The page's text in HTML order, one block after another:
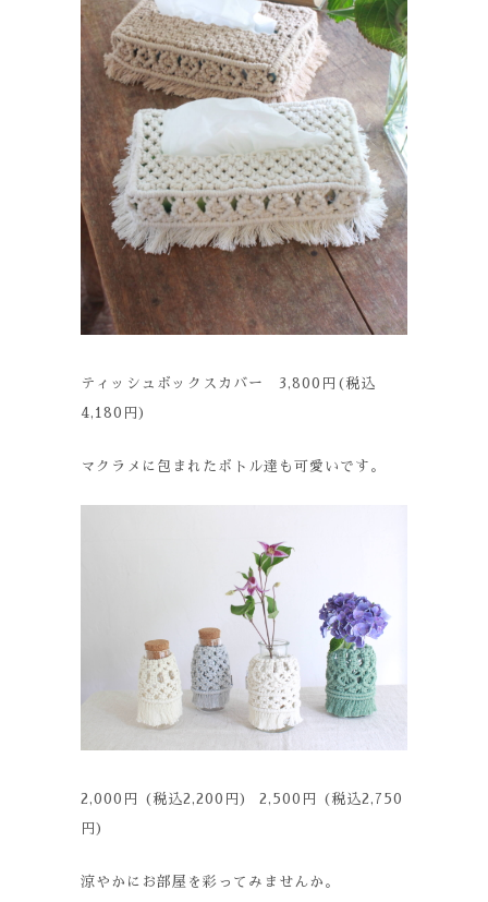
ティッシュボックスカバー 3,800円(税込
4,180円)
マクラメに包まれたボトル達も可愛いです。
2,000円 (税込2,200円) 2,500円 (税込2,750
円)
涼やかにお部屋を彩ってみませんか。